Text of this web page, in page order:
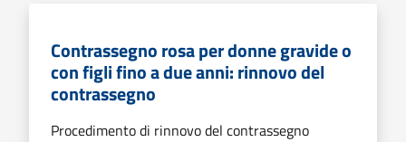
Contrassegno rosa per donne gravide o
con figli fino a due anni: rinnovo del
contrassegno
Procedimento di rinnovo del contrassegno